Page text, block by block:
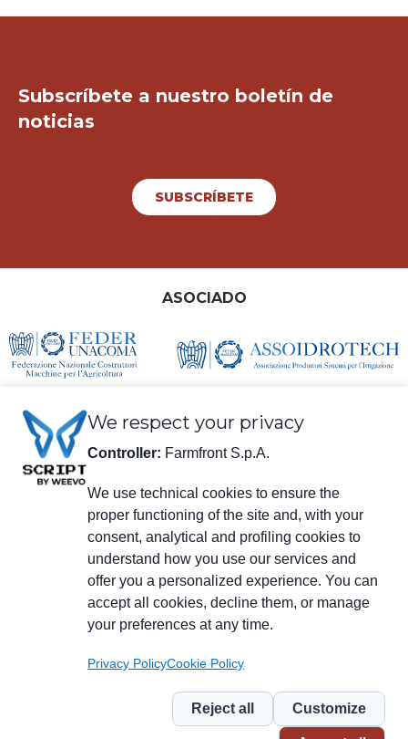
Subscríbete a nuestro boletín de
noticias
SUBSCRÍBETE
ASOCIADO
Farmfront S.p.A.
Planta y Domicilio social: Via S. Eusebio 7, 41014 Castelvetro di Modena
NIF, IVA, Número de registro en el Registro Mercantil de Modena
01294030364 – PEC (correo electrónico certificado):
farmfrontspa@legalmail.it
Privacy NL Whistleblowing Cookie
We respect your privacy
Controller: Farmfront S.p.A.
We use technical cookies to ensure the
proper functioning of the site and, with your
consent, analytical and profiling cookies to
understand how you use our services and
offer you a personalized experience. You can
accept all cookies, decline them, or manage
your preferences at any time.
Privacy PolicyCookie Policy
Reject all Customize